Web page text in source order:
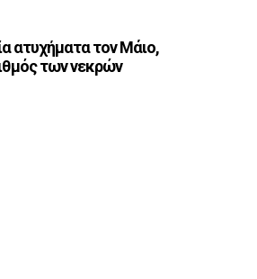
ατυχήματα τον Μάιο,
των νεκρών